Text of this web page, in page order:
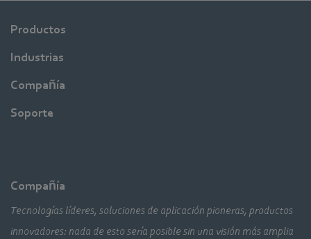
Productos
Industrias
Compañía
Soporte
Compañía
Tecnologías líderes, soluciones de aplicación pioneras, productos
innovadores: nada de esto sería posible sin una visión más amplia